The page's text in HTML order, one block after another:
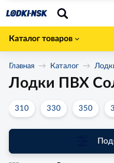
Каталог товаров
Главная Каталог
Лодки ПВХ
310 330 350